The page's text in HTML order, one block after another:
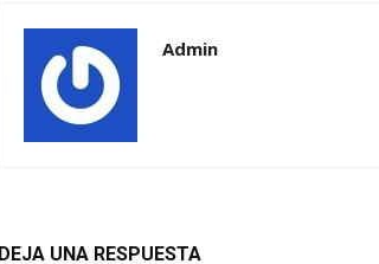
Admin
DEJA UNA RESPUESTA